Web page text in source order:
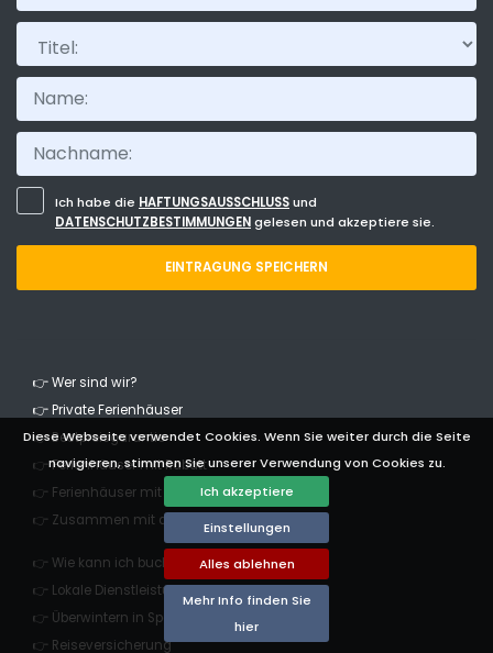
Diese Webseite verwendet Cookies. Wenn Sie weiter durch die Seite
navigieren, stimmen Sie unserer Verwendung von Cookies zu.
Ich akzeptiere
Einstellungen
Alles ablehnen
Mehr Info finden Sie
hier
Titel:
Ich habe die HAFTUNGSAUSSCHLUSSund
DATENSCHUTZBESTIMMUNGENgelesen und akzeptiere sie.
EINTRAGUNG SPEICHERN
👉 Wer sind wir?
👉 Private Ferienhäuser
👉 Bestpreisgarantie
👉 Ferienhäuser mit Rabatt
👉 Ferienhäuser mit Haustieren
👉 Zusammen mit dem Eigentümer
👉 Wie kann ich buchen?
👉 Lokale Dienstleistungen
👉 Überwintern in Spanien
👉 Reiseversicherung